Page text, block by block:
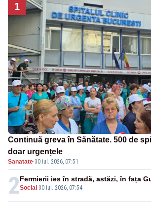
1
Continuă greva în Sănătate. 500 de
doar urgențele
Sanatate·30 iul. 2026, 07:51
2Social -30 iul. 2026, 07:54
Fermierii ies în stradă, astăzi, în fața